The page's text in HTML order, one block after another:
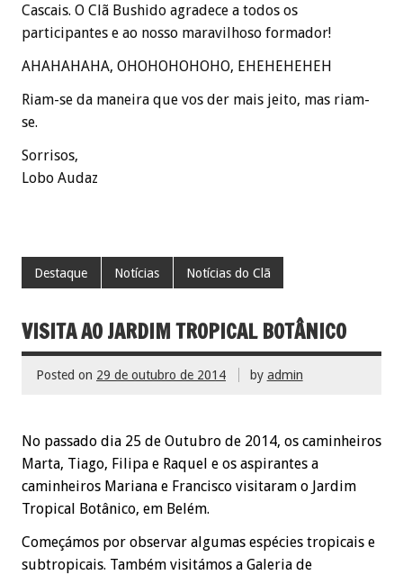
Cascais. O Clã Bushido agradece a todos os
participantes e ao nosso maravilhoso formador!
AHAHAHAHA, OHOHOHOHOHO, EHEHEHEHEH
Riam-se da maneira que vos der mais jeito, mas riam-
se.
Sorrisos,
Lobo Audaz
Destaque Notícias Notícias do Clã
VISITA AO JARDIM TROPICAL BOTÂNICO
Posted on 29 de outubro de 2014 by admin
No passado dia 25 de Outubro de 2014, os caminheiros
Marta, Tiago, Filipa e Raquel e os aspirantes a
caminheiros Mariana e Francisco visitaram o Jardim
Tropical Botânico, em Belém.
Começámos por observar algumas espécies tropicais e
subtropicais. Também visitámos a Galeria de